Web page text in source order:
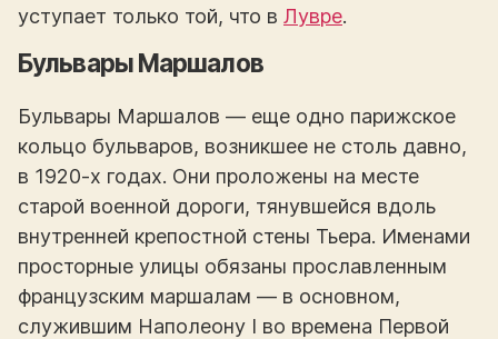
уступает только той, что в Лувре.
Бульвары Маршалов
Бульвары Маршалов — еще одно парижское
кольцо бульваров, возникшее не столь давно,
в 1920-х годах. Они проложены на месте
старой военной дороги, тянувшейся вдоль
внутренней крепостной стены Тьера. Именами
просторные улицы обязаны прославленным
французским маршалам — в основном,
служившим Наполеону I во времена Первой